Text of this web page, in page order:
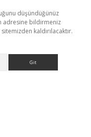
düşündüğünüz
adresine bildirmeniz
kaldırılacaktır.